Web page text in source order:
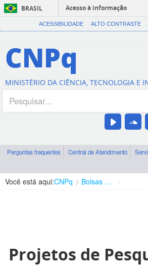
BRASIL
Acesso à informação
ACESSIBILIDADE ALTO CONTRASTE
CNPq
MINISTÉRIO DA CIÊNCIA, TECNOLOGIA E
Perguntas frequentes Central de Atendimento
Você está aqui:CNPq Bolsas e Auxílios Vigentes
Projetos de